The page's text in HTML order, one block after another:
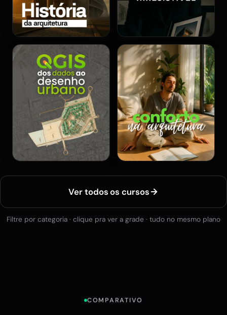
Ver todos os cursos
Filtre por categoria · clique pra ver a grade · tudo no mesmo plano
COMPARATIVO